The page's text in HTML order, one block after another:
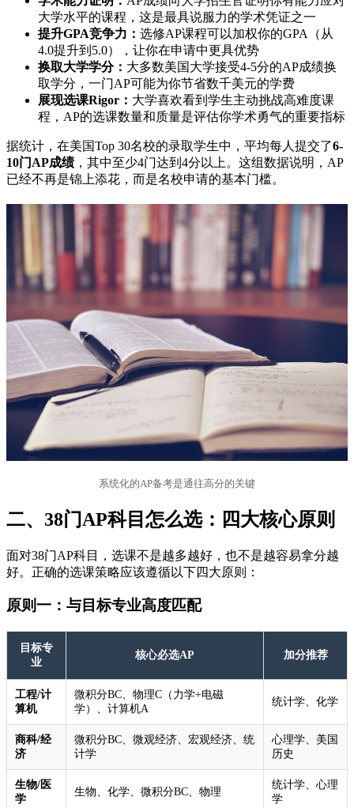
大学水平的课程，这是最具说服力的学术凭证之一
提升GPA竞争力： 选修AP课程可以加权你的GPA（从
4.0提升到5.0），让你在申请中更具优势
换取大学学分： 大多数美国大学接受4-5分的AP成绩换
取学分，一门AP可能为你节省数千美元的学费
展现选课Rigor： 大学喜欢看到学生主动挑战高难度课
程，AP的选课数量和质量是评估你学术勇气的重要指标
据统计，在美国Top 30名校的录取学生中，平均每人提交了6-
10门AP成绩，其中至少4门达到4分以上。这组数据说明，AP
已经不再是锦上添花，而是名校申请的基本门槛。
系统化的AP备考是通往高分的关键
二、38门AP科目怎么选：四大核心原则
面对38门AP科目，选课不是越多越好，也不是越容易拿分越
好。正确的选课策略应该遵循以下四大原则：
原则一：与目标专业高度匹配
目标专
业
核心必选AP 加分推荐
工程/计
算机
微积分BC、物理C（力学+电磁
学）、计算机A
统计学、化学
商科/经
济
微积分BC、微观经济、宏观经济、统
计学
心理学、美国
历史
生物/医
学
生物、化学、微积分BC、物理
统计学、心理
学